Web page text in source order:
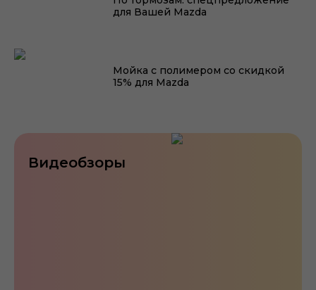
для Вашей Mazda
Мойка с полимером со скидкой
15% для Mazda
Видеобзоры